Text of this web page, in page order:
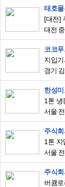
태호
[대전]
대전
코코
지입
경기
한성
서울
주식
1톤 지
서울
주식